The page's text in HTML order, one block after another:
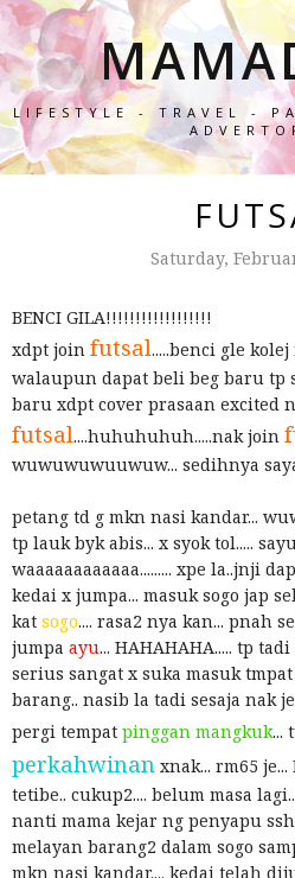
LIFESTYLE - TRAVEL -
Saturday,
BENCI GILA!!!!!!!!!!!!!!!!!!
xdpt join futsal.....benci gle kolej
walaupun dapat beli beg baru tp
baru xdpt cover prasaan excited
futsal....huhuhuhuh.....nak join
wuwuwuwuuwuw... sedihnya
petang td g mkn nasi kandar...
tp lauk byk abis... x syok tol.....
waaaaaaaaaaaa......... xpe la..jnji
kedai x jumpa... masuk sogo jap
kat sogo.... rasa2 nya kan... pnah
jumpa ayu... HAHAHAHA..... tp
serius sangat x suka masuk
barang.. nasib la tadi sesaja nak
pergi tempat pinggan mangkuk...
perkahwinan xnak... rm65 je...
tetibe.. cukup2.... belum masa
nanti mama kejar ng penyapu ssh
melayan barang2 dalam sogo
mkn nasi kandar.... kedai telah